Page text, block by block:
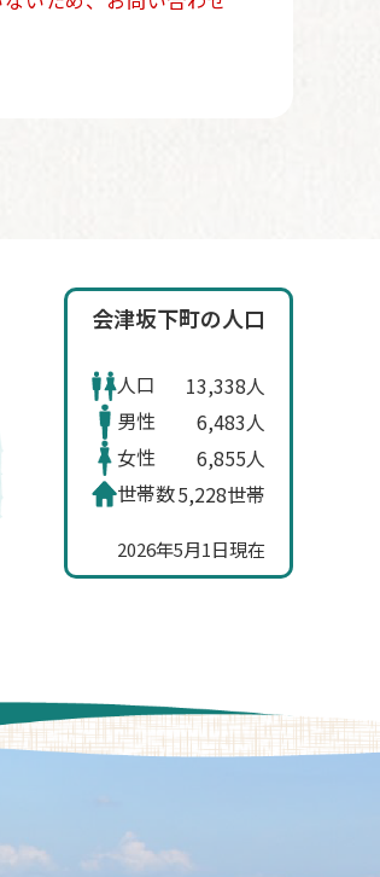
会津坂下町の人口
人口
13,338人
男性
6,483人
女性
6,855人
世帯数5,228世帯
2026年5月1日現在